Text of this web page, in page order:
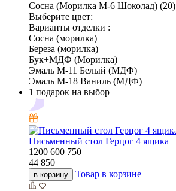
Сосна (Морилка М-6 Шоколад) (20)
Выберите цвет:
Варианты отделки :
Сосна (морилка)
Береза (морилка)
Бук+МДФ (Морилка)
Эмаль М-11 Белый (МДФ)
Эмаль М-18 Ваниль (МДФ)
1 подарок на выбор
Письменный стол Герцог 4 ящика
1200 600 750
44 850
в корзину Товар в корзине